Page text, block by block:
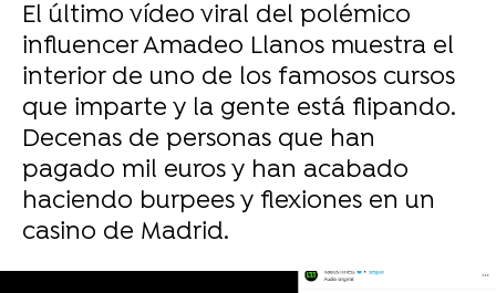
El último vídeo viral del polémico
influencer Amadeo Llanos muestra el
interior de uno de los famosos cursos
que imparte y la gente está flipando.
Decenas de personas que han
pagado mil euros y han acabado
haciendo burpees y flexiones en un
casino de Madrid.